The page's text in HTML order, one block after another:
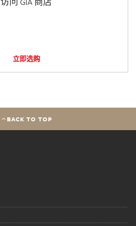
立即选购
BACK TO TOP